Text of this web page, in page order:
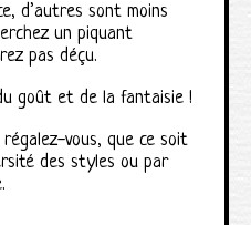
d’autres sont moins
un piquant
pas déçu.
goût et de la fantaisie !
vous, que ce soit
des styles ou par